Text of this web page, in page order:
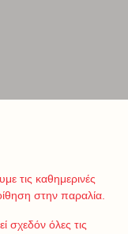
τις καθημερινές
στην παραλία.
σχεδόν όλες τις